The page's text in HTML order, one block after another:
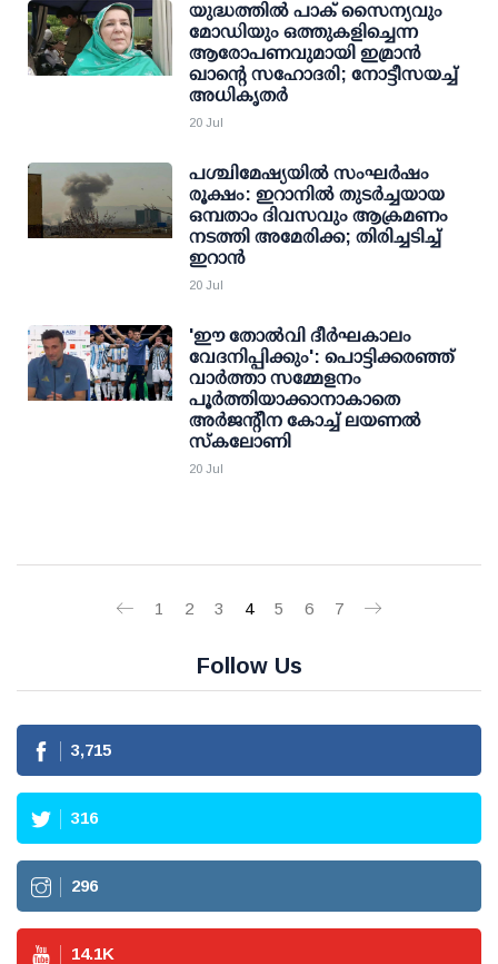
യുദ്ധത്തില്‍ പാക് സൈന്യവും
മോഡിയും ഒത്തുകളിച്ചെന്ന
ആരോപണവുമായി ഇമ്രാന്‍
ഖാന്റെ സഹോദരി; നോട്ടീസയച്ച്
അധികൃതര്‍
20 Jul
പശ്ചിമേഷ്യയില്‍ സംഘര്‍ഷം
രൂക്ഷം: ഇറാനില്‍ തുടര്‍ച്ചയായ
ഒമ്പതാം ദിവസവും ആക്രമണം
നടത്തി അമേരിക്ക; തിരിച്ചടിച്ച്
ഇറാന്‍
20 Jul
'ഈ തോല്‍വി ദീര്‍ഘകാലം
വേദനിപ്പിക്കും': പൊട്ടിക്കരഞ്ഞ്
വാര്‍ത്താ സമ്മേളനം
പൂര്‍ത്തിയാക്കാനാകാതെ
അര്‍ജന്റീന കോച്ച് ലയണല്‍
സ്‌കലോണി
20 Jul
1 2 3 4 5 6 7
Follow Us
3,715
316
296
14.1K